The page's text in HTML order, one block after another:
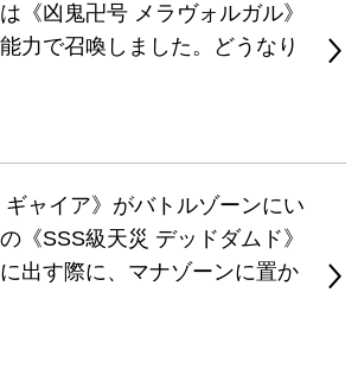
《凶鬼卍号 メラヴォルガル》
力で召喚しました。どうなり
ャイア》がバトルゾーンにい
《SSS級天災 デッドダムド》
出す際に、マナゾーンに置か